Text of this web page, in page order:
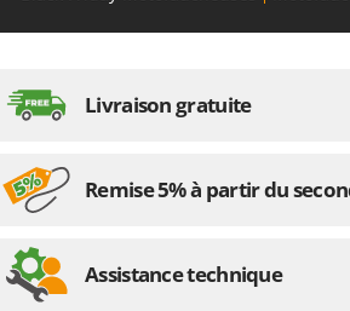
Livraison gratuite
Remise 5% à partir du
Assistance technique